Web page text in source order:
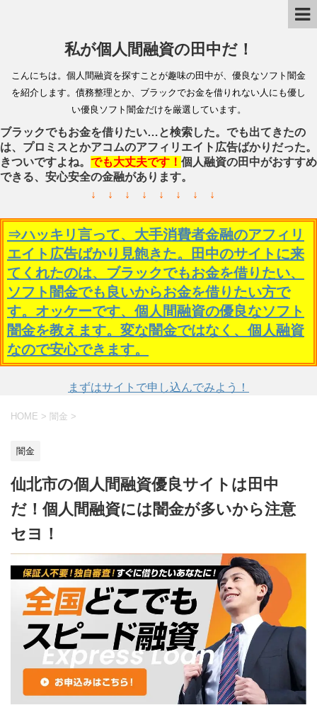
私が個人間融資の田中だ！
こんにちは。個人間融資を探すことが趣味の田中が、優良なソフト闇金
を紹介します。債務整理とか、ブラックでお金を借りれない人にも優し
い優良ソフト闇金だけを厳選しています。
ブラックでもお金を借りたい…と検索した。でも出てきたの
は、プロミスとかアコムのアフィリエイト広告ばかりだった。
きついですよね。 でも大丈夫です！ 個人融資の田中がおすすめ
できる、安心安全の金融があります。
↓ ↓ ↓ ↓ ↓ ↓ ↓ ↓
⇒ハッキリ言って、大手消費者金融のアフィリ
エイト広告ばかり見飽きた。田中のサイトに来
てくれたのは、ブラックでもお金を借りたい、
ソフト闇金でも良いからお金を借りたい方で
す。オッケーです、個人間融資の優良なソフト
闇金を教えます。変な闇金ではなく、個人融資
なので安心できます。
まずはサイトで申し込んでみよう！
HOME > 闇金 >
闇金
仙北市の個人間融資優良サイトは田中
だ！個人間融資には闇金が多いから注意
セヨ！